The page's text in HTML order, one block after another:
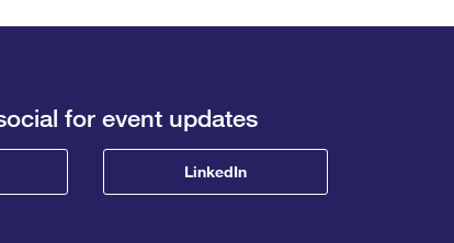
for event updates
LinkedIn